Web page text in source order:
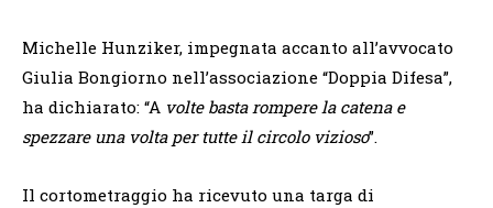
Michelle Hunziker, impegnata accanto all’avvocato
Giulia Bongiorno nell’associazione “Doppia Difesa”,
ha dichiarato: “A volte basta rompere la catena e
spezzare una volta per tutte il circolo vizioso”.
Il cortometraggio ha ricevuto una targa di